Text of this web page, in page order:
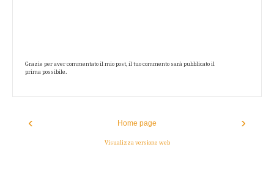
Grazie per aver commentato il mio post, il tuo commento sarà pubblicato il
prima possibile.
‹ ›
Home page
Visualizza versione web